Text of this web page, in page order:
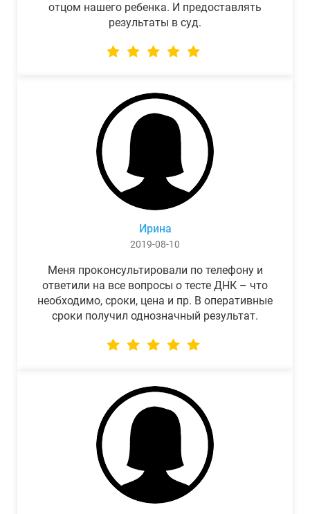
отцом нашего ребенка. И предоставлять
результаты в суд.
Ирина
2019-08-10
Меня проконсультировали по телефону и
ответили на все вопросы о тесте ДНК – что
необходимо, сроки, цена и пр. В оперативные
сроки получил однозначный результат.